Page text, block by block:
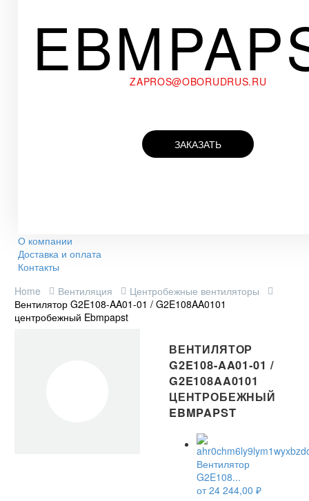
ZAPROS@OBORUDRUS.RU
ЗАКАЗАТЬ
О компании
Доставка и оплата
Контакты
Home
Вентиляция
Центробежные вентиляторы
Вентилятор G2E108-AA01-01 / G2E108AA0101
центробежный Ebmpapst
ВЕНТИЛЯТОР
G2E108-AA01-01 /
G2E108AA0101
ЦЕНТРОБЕЖНЫЙ
EBMPAPST
Вентилятор
G2E108...
от24 244,00 ₽